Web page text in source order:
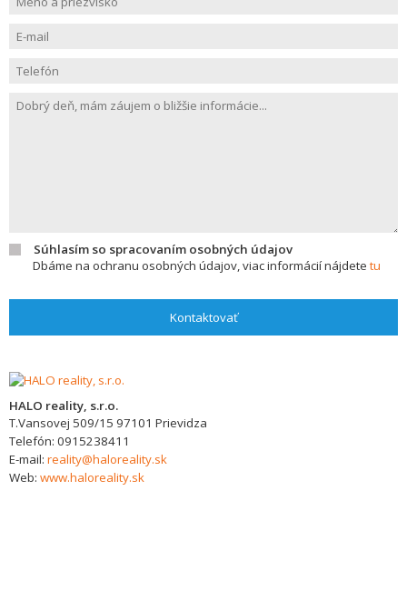
Súhlasím so spracovaním osobných údajov
Dbáme na ochranu osobných údajov, viac informácií nájdete tu
Kontaktovať
HALO reality, s.r.o.
T.Vansovej 509/15 97101 Prievidza
Telefón: 0915238411
E-mail: reality@haloreality.sk
Web: www.haloreality.sk